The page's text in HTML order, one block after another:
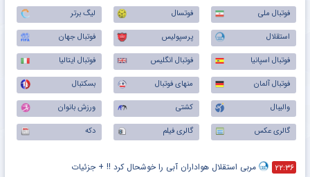
فوتبال ملی فوتسال
لیگ برتر
استقلال
پرسپولیس
فوتبال جهان
فوتبال اسپانیا
فوتبال انگلیس
فوتبال ایتالیا
فوتبال آلمان
منهای فوتبال
بسکتبال
والیبال
کشتی
ورزش بانوان
گالری عکس
گالری فیلم دکه
۲۲:۳۶ مربی استقلال هواداران آبی را خوشحال کرد !! + جزئیات